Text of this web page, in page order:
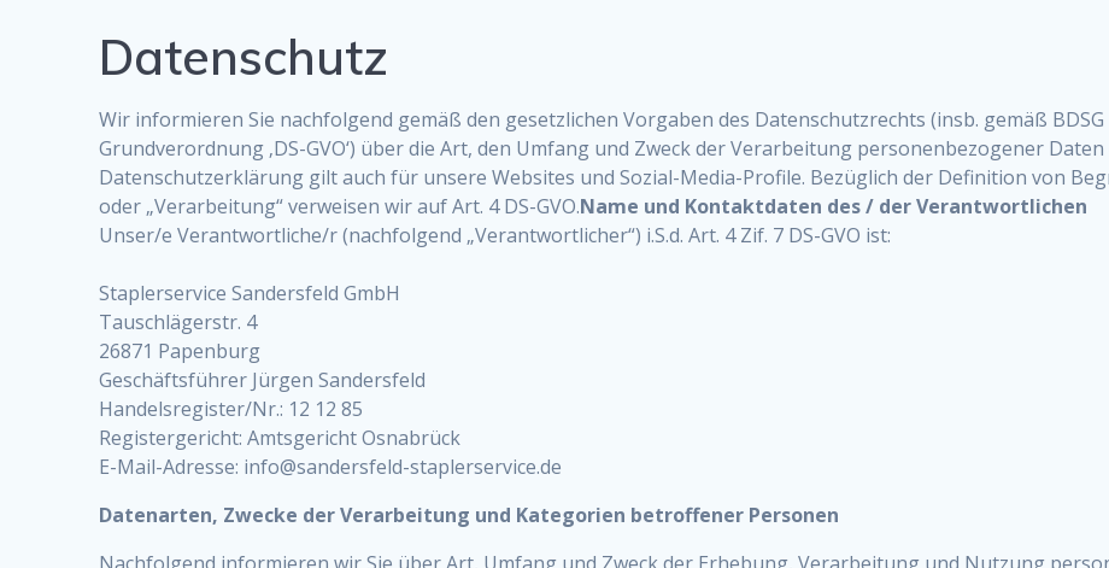
Datenschutz
Wir informieren Sie nachfolgend gemäß den gesetzlichen Vorgaben des Datenschutzrechts (insb. gemäß
Grundverordnung ‚DS-GVO‘) über die Art, den Umfang und Zweck der Verarbeitung personenbezogener
Datenschutzerklärung gilt auch für unsere Websites und Sozial-Media-Profile. Bezüglich der Definition von
oder „Verarbeitung“ verweisen wir auf Art. 4 DS-GVO.Name und Kontaktdaten des / der Verantwortlichen
Unser/e Verantwortliche/r (nachfolgend „Verantwortlicher“) i.S.d. Art. 4 Zif. 7 DS-GVO ist:
Staplerservice Sandersfeld GmbH
Tauschlägerstr. 4
26871 Papenburg
Geschäftsführer Jürgen Sandersfeld
Handelsregister/Nr.: 12 12 85
Registergericht: Amtsgericht Osnabrück
E-Mail-Adresse: info@sandersfeld-staplerservice.de
Datenarten, Zwecke der Verarbeitung und Kategorien betroffener Personen